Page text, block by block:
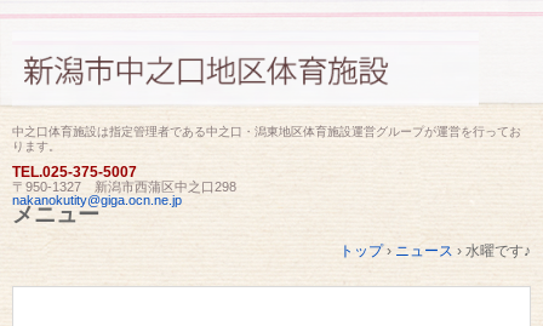
中之口体育施設は指定管理者である中之口・潟東地区体育施設運営グループが運営を行ってお
ります。
TEL.025-375-5007
〒950-1327 新潟市西蒲区中之口298
nakanokutity@giga.ocn.ne.jp
メニュー
トップ › ニュース › 水曜です♪